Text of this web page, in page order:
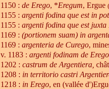
1150 :de Erego, *Eregum, Ergue
1155 :argenti fodina que est in
1155 : argenti fodina que est juxta
1169 :(portionem suam) in
1169 :argenteria de Curego,
v. 1183 :argenti fodinam de Erego
1202 :castrum de Argentiera,
1208 : in territorio castri
1218 : in Erego, en (vallée